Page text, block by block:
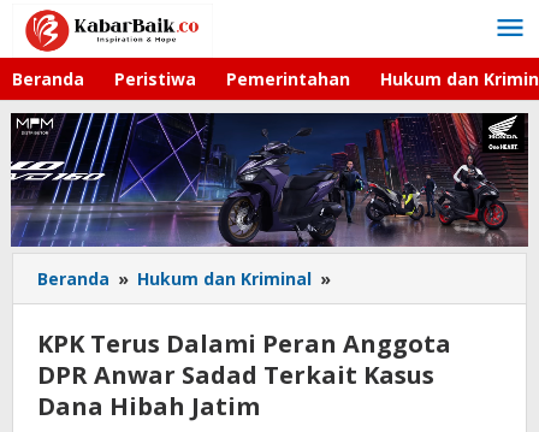
Lewati
konten
Beranda Peristiwa Pemerintahan Hukum dan
Beranda » Hukum dan Kriminal »
Terus
Peran
Anggota
KPK Terus Dalami Peran Anggota
DPR Anwar Sadad Terkait Kasus
Dana Hibah Jatim